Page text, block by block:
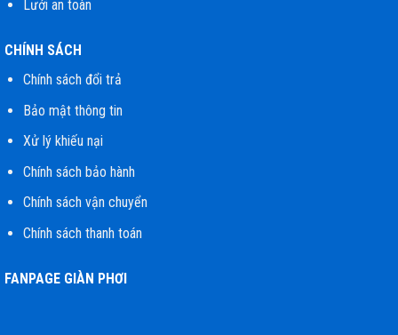
Lưới an toàn
CHÍNH SÁCH
Chính sách đổi trả
Bảo mật thông tin
Xử lý khiếu nại
Chính sách bảo hành
Chính sách vận chuyển
Chính sách thanh toán
FANPAGE GIÀN PHƠI